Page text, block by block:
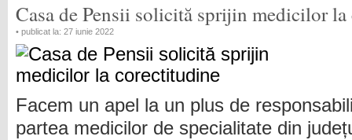
Casa de Pensii solicită sprijin medicilor
• publicat la: 27 iunie 2022
Facem un apel la un plus de
partea medicilor de specialitate din